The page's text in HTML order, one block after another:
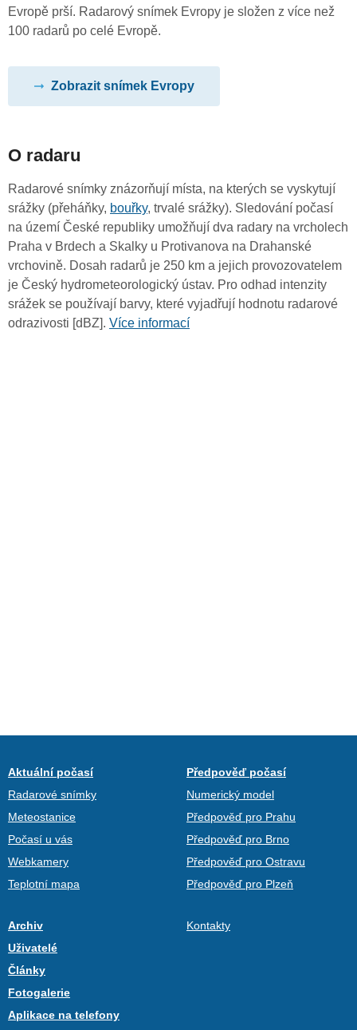
Evropě prší. Radarový snímek Evropy je složen z více než
100 radarů po celé Evropě.
Zobrazit snímek Evropy
O radaru
Radarové snímky znázorňují místa, na kterých se vyskytují
srážky (přeháňky, bouřky, trvalé srážky). Sledování počasí
na území České republiky umožňují dva radary na vrcholech
Praha v Brdech a Skalky u Protivanova na Drahanské
vrchovině. Dosah radarů je 250 km a jejich provozovatelem
je Český hydrometeorologický ústav. Pro odhad intenzity
srážek se používají barvy, které vyjadřují hodnotu radarové
odrazivosti [dBZ]. Více informací
Aktuální počasí
Radarové snímky
Meteostanice
Počasí u vás
Webkamery
Teplotní mapa
Předpověď počasí
Numerický model
Předpověď pro Prahu
Předpověď pro Brno
Předpověď pro Ostravu
Předpověď pro Plzeň
Archiv
Uživatelé
Články
Fotogalerie
Aplikace na telefony
Kontakty